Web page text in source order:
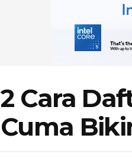
2 Cara
Cuma